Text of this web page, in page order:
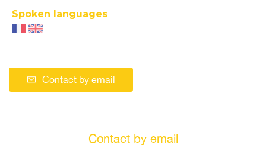
Spoken languages
Contact by email
Contact by email